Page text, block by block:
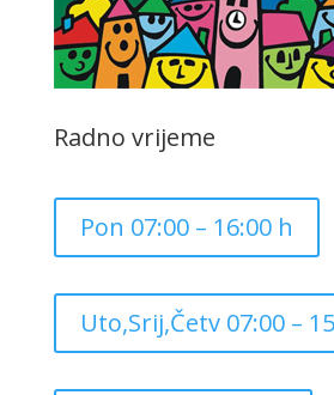
Radno vrijeme
Pon 07:00 – 16:00 h
Uto,Srij,Četv 07:00 –